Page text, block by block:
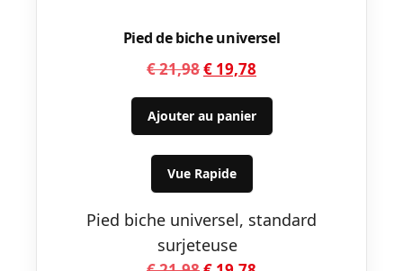
Pied de biche universel
€21,98Le
prix
initial
était :
€ 21,98.
€ 19,78
prix
actuel
est :
Ajouter au panier
Vue Rapide
Pied biche universel, standard
surjeteuse